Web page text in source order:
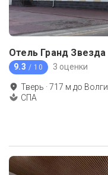
Отель Гранд Звезда
9.3 / 10 3 оценки
Тверь ·717 м до Волги
СПА